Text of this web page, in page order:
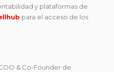
y plataformas de
para el acceso de los
& Co-Founder de